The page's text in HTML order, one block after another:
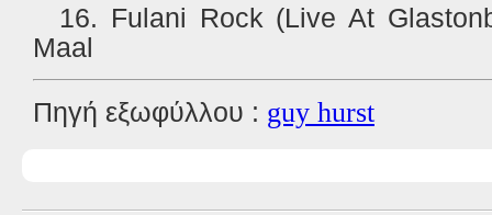
16. Fulani Rock (Live At
Maal
Πηγή εξωφύλλου : guy hurst